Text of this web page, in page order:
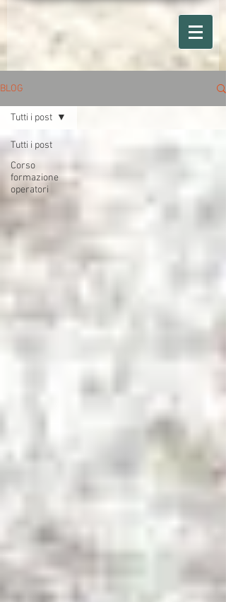
BLOG
Tutti i post
Corso
formazione
operatori
Tutti i post